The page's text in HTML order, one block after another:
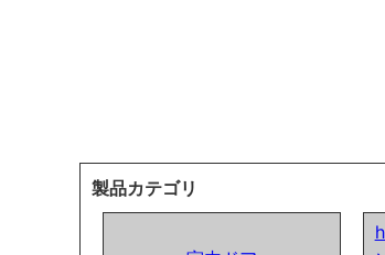
製品カテゴリ